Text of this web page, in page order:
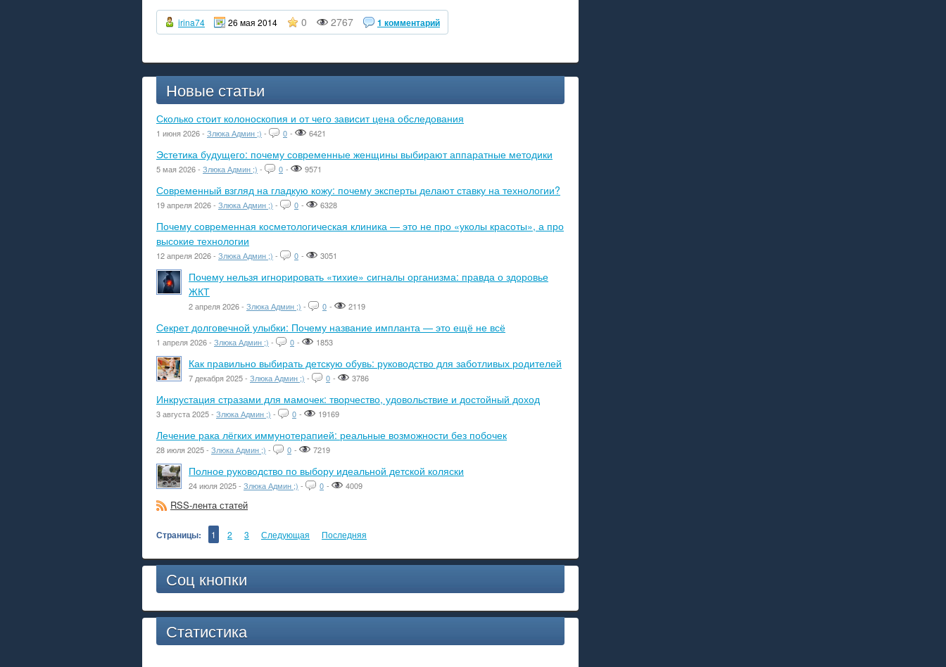
irina74 26 мая 2014 0 2767 1 комментарий
Новые статьи
Сколько стоит колоноскопия и от чего зависит цена обследования
1 июня 2026 - Злюка Админ ;) - 0 - 6421
Эстетика будущего: почему современные женщины выбирают аппаратные методики
5 мая 2026 - Злюка Админ ;) - 0 - 9571
Современный взгляд на гладкую кожу: почему эксперты делают ставку на технологии?
19 апреля 2026 - Злюка Админ ;) - 0 - 6328
Почему современная косметологическая клиника — это не про «уколы красоты», а про
высокие технологии
12 апреля 2026 - Злюка Админ ;) - 0 - 3051
Почему нельзя игнорировать «тихие» сигналы организма: правда о здоровье
ЖКТ
2 апреля 2026 - Злюка Админ ;) - 0 - 2119
Секрет долговечной улыбки: Почему название импланта — это ещё не всё
1 апреля 2026 - Злюка Админ ;) - 0 - 1853
Как правильно выбирать детскую обувь: руководство для заботливых родителей
7 декабря 2025 - Злюка Админ ;) - 0 - 3786
Инкрустация стразами для мамочек: творчество, удовольствие и достойный доход
3 августа 2025 - Злюка Админ ;) - 0 - 19169
Лечение рака лёгких иммунотерапией: реальные возможности без побочек
28 июля 2025 - Злюка Админ ;) - 0 - 7219
Полное руководство по выбору идеальной детской коляски
24 июля 2025 - Злюка Админ ;) - 0 - 4009
RSS-лента статей
Страницы: 1 2 3 Следующая Последняя
Соц кнопки
Статистика